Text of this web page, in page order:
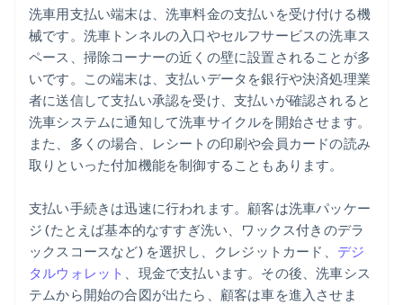
洗車用支払い端末は、洗車料金の支払いを受け付ける機
械です。洗車トンネルの入口やセルフサービスの洗車ス
ペース、掃除コーナーの近くの壁に設置されることが多
いです。この端末は、支払いデータを銀行や決済処理業
者に送信して支払い承認を受け、支払いが確認されると
洗車システムに通知して洗車サイクルを開始させます。
また、多くの場合、レシートの印刷や会員カードの読み
取りといった付加機能を制御することもあります。
支払い手続きは迅速に行われます。顧客は洗車パッケー
ジ (たとえば基本的なすすぎ洗い、ワックス付きのデラ
ックスコースなど) を選択し、クレジットカード、 デジ
タルウォレット 、現金で支払います。その後、洗車シス
テムから開始の合図が出たら、顧客は車を進入させま